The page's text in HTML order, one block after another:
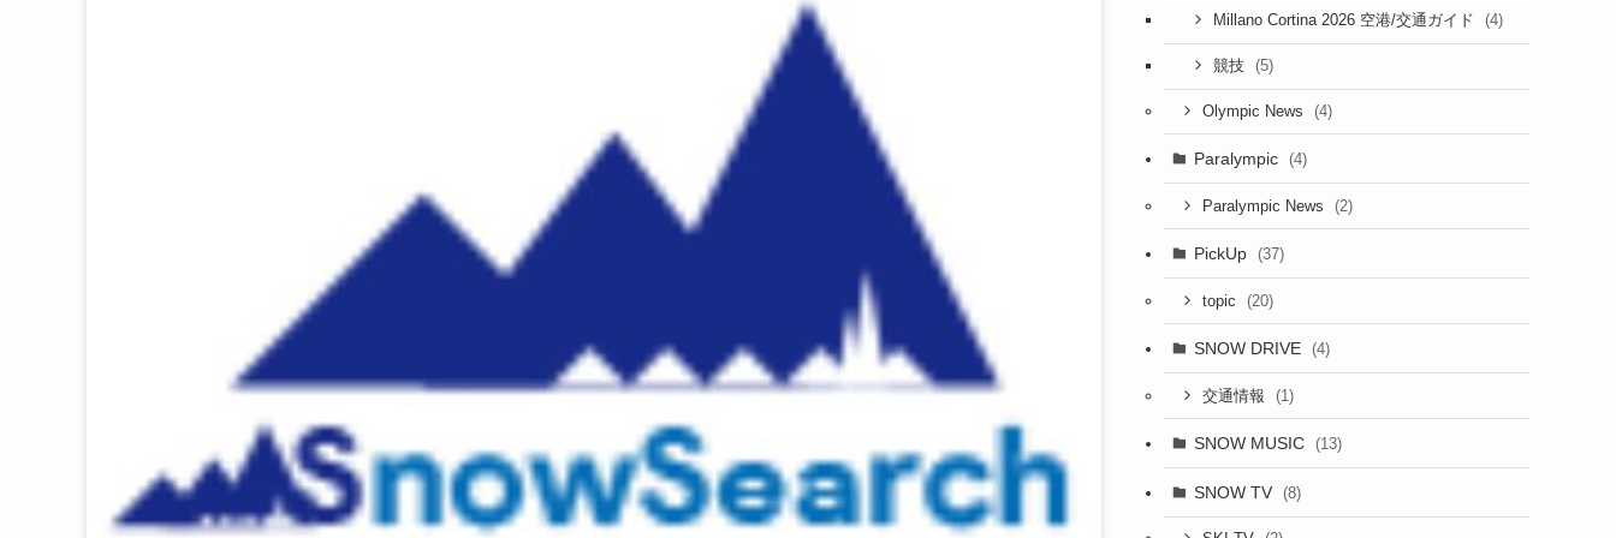
Millano Cortina 2026 空港/交通ガイド (4)
競技 (5)
Olympic News (4)
Paralympic (4)
Paralympic News (2)
PickUp (37)
topic (20)
SNOW DRIVE (4)
交通情報 (1)
SNOW MUSIC (13)
SNOW TV (8)